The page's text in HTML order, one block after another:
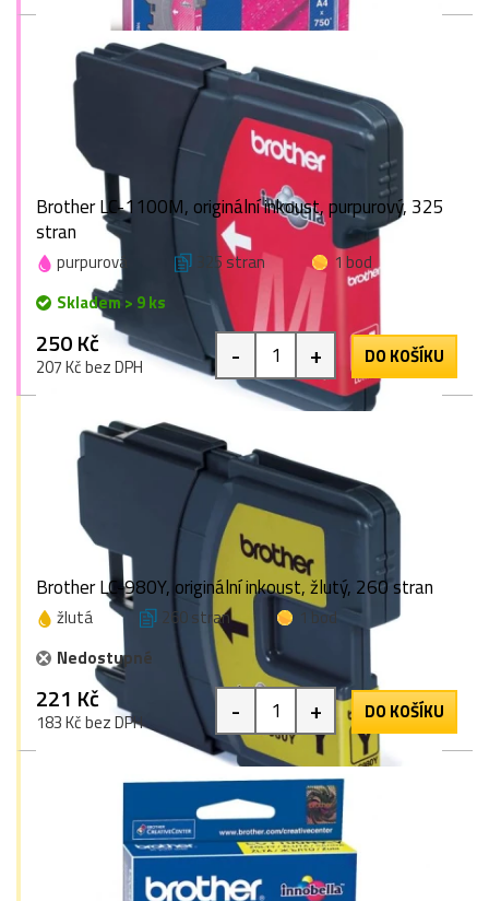
Brother LC-1100M, originální inkoust, purpurový, 325
stran
purpurová 325 stran
1 bod
Skladem > 9 ks
250 Kč
207 Kč bez DPH - + DO KOŠÍKU
Brother LC-980Y, originální inkoust, žlutý, 260 stran
žlutá 260 stran
1 bod
Nedostupné
221 Kč
183 Kč bez DPH - + DO KOŠÍKU